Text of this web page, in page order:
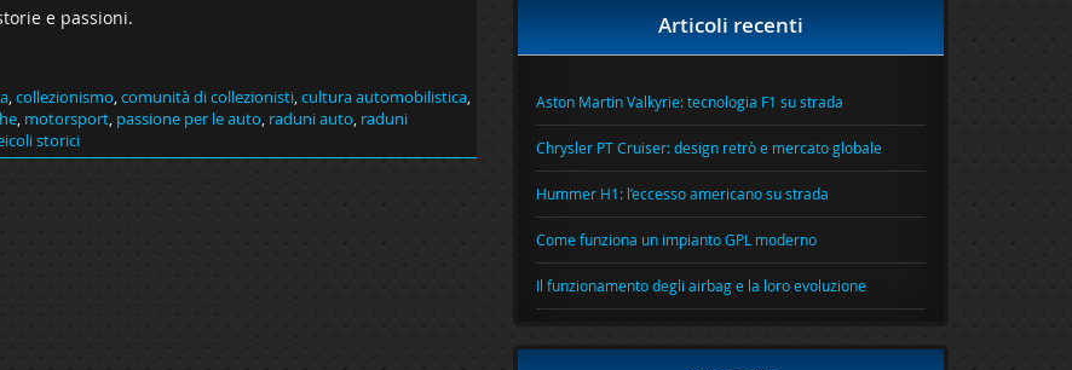
e passioni.
,collezionismo,comunità di collezionisti,cultura automobilistica,
, motorsport, passione per le auto, raduni auto, raduni
storici
Articoli recenti
Aston Martin Valkyrie: tecnologia F1 su strada
Chrysler PT Cruiser: design retrò e mercato globale
Hummer H1: l’eccesso americano su strada
Come funziona un impianto GPL moderno
Il funzionamento degli airbag e la loro evoluzione